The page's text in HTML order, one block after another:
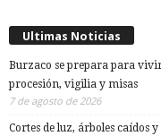
Ultimas Noticias
Burzaco se prepara para
procesión, vigilia y misas
7 de agosto de 2026
Cortes de luz, árboles caídos